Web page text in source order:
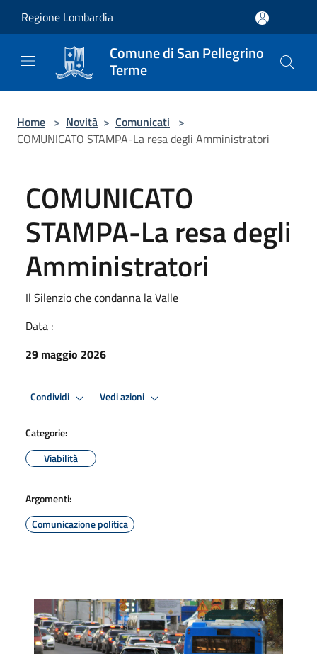
Regione Lombardia
Comune di San Pellegrino
Terme
Home > Novità > Comunicati >
COMUNICATO STAMPA-La resa degli Amministratori
COMUNICATO
STAMPA-La resa degli
Amministratori
Il Silenzio che condanna la Valle
Data :
29 maggio 2026
Condividi Vedi azioni
Categorie:
Viabilità
Argomenti:
Comunicazione politica